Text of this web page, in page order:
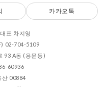
카카오톡
표 차지영
02-704-5109
93 A동 (용문동)
60936
산 00884